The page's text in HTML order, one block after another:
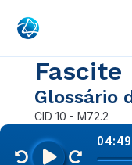
Glossário
CID 10 - M72.2